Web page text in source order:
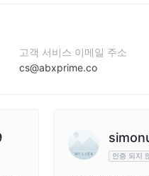
고객 서비스 이메일 주소
cs@abxprime.co
회사 웹사이트
인증 되지